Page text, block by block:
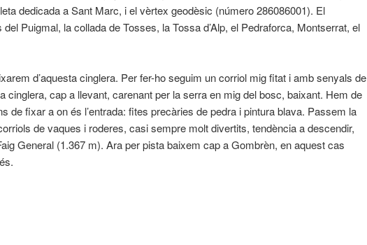
dedicada a Sant Marc, i el vèrtex geodèsic (número 286086001). El
Puigmal, la collada de Tosses, la Tossa d’Alp, el Pedraforca, Montserrat, el
d’aquesta cinglera. Per fer-ho seguim un corriol mig fitat i amb senyals de
cinglera, cap a llevant, carenant per la serra en mig del bosc, baixant. Hem de
de fixar a on és l’entrada: fites precàries de pedra i pintura blava. Passem la
de vaques i roderes, casi sempre molt divertits, tendència a descendir,
General (1.367 m). Ara per pista baixem cap a Gombrèn, en aquest cas
.